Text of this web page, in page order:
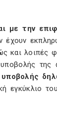
με την
έχουν
και λοιπές
εγκύκλιο